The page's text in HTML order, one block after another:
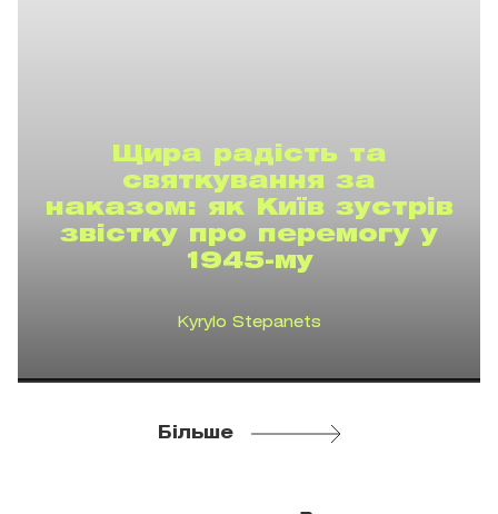
Щира радість та
святкування за
наказом: як Київ зустрів
звістку про перемогу у
1945-му
Kyrylo Stepanets
Більше